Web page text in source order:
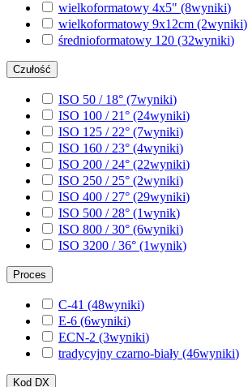
wielkoformatowy 4x5" (8wyniki)
wielkoformatowy 9x12cm (2wyniki)
średnioformatowy 120 (32wyniki)
Czułość
ISO 50 / 18° (7wyniki)
ISO 100 / 21° (24wyniki)
ISO 125 / 22° (7wyniki)
ISO 160 / 23° (4wyniki)
ISO 200 / 24° (22wyniki)
ISO 250 / 25° (2wyniki)
ISO 400 / 27° (29wyniki)
ISO 500 / 28° (1wynik)
ISO 800 / 30° (6wyniki)
ISO 3200 / 36° (1wynik)
Proces
C-41 (48wyniki)
E-6 (6wyniki)
ECN-2 (3wyniki)
tradycyjny czarno-biały (46wyniki)
Kod DX